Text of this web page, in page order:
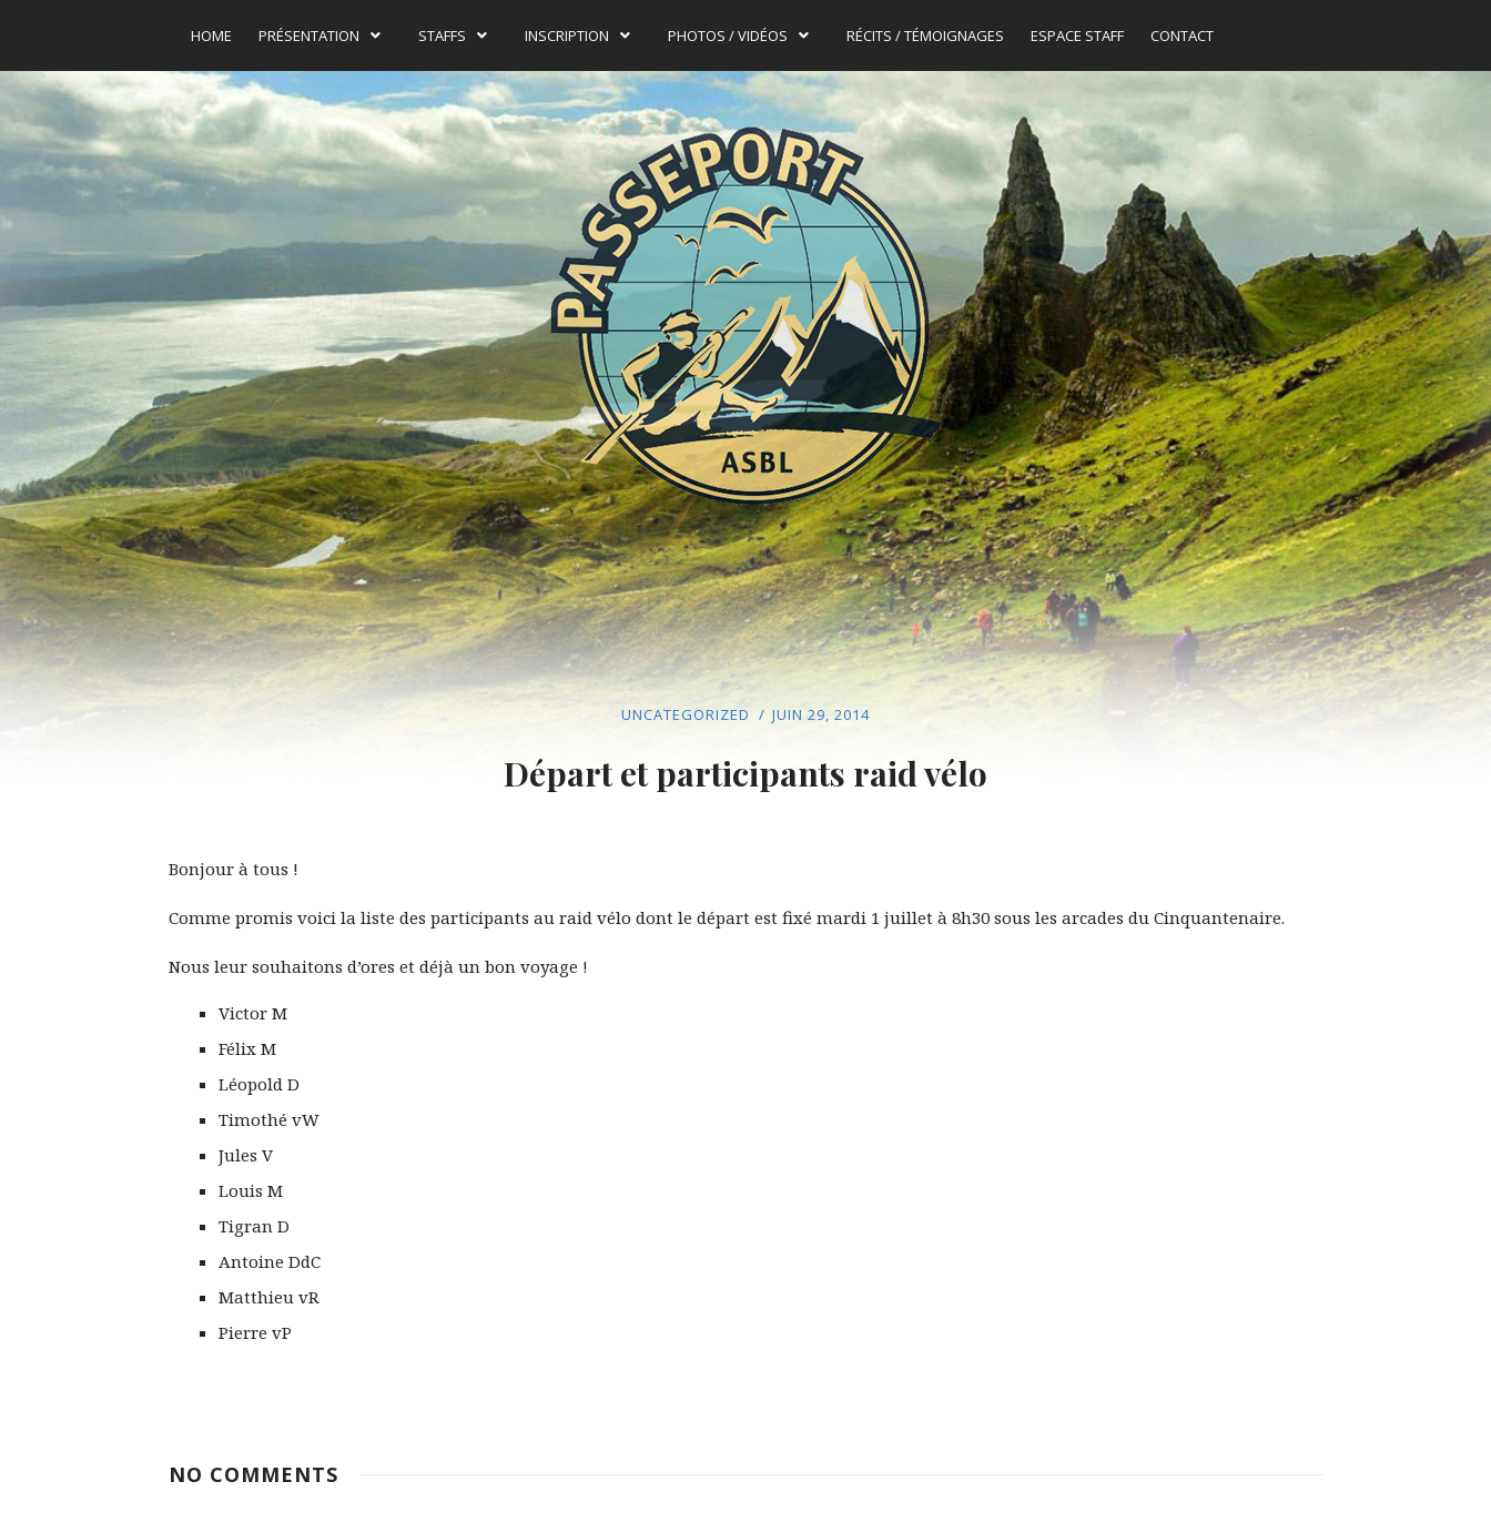
HOME PRÉSENTATION STAFFS INSCRIPTION PHOTOS / VIDÉOS RÉCITS / TÉMOIGNAGES ESPACE STAFF CONTACT
UNCATEGORIZED JUIN 29, 2014
Départ et participants raid vélo
Bonjour à tous !
Comme promis voici la liste des participants au raid vélo dont le départ est fixé mardi 1 juillet à 8h30 sous les arcades du Cinquantenaire.
Nous leur souhaitons d’ores et déjà un bon voyage !
Victor M
Félix M
Léopold D
Timothé vW
Jules V
Louis M
Tigran D
Antoine DdC
Matthieu vR
Pierre vP
NO COMMENTS